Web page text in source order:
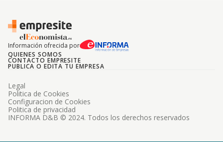
Información ofrecida por
QUIENES SOMOS
CONTACTO EMPRESITE
PUBLICA O EDITA TU EMPRESA
INFORMA D&B © 2024. Todos los derechos reservados
Legal
Politica de Cookies
Configuracion de Cookies
Politica de privacidad